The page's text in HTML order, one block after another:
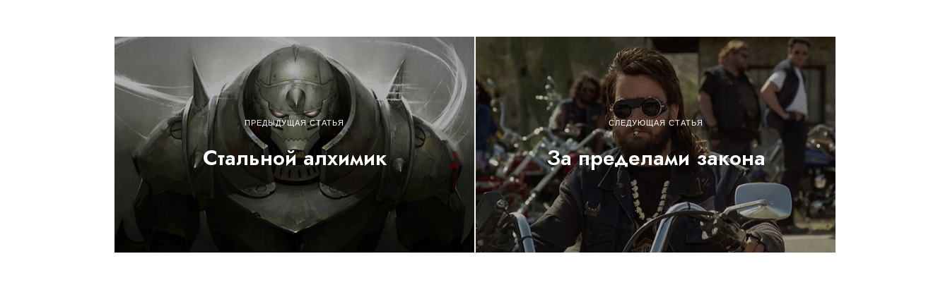
ПРЕДЫДУЩАЯ СТАТЬЯ
Стальной алхимик
СЛЕДУЮЩАЯ СТАТЬЯ
За пределами закона